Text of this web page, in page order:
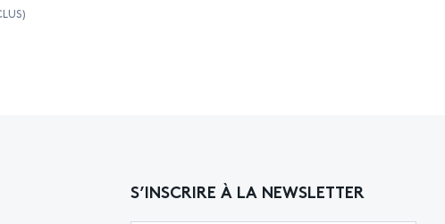
S’INSCRIRE À LA NEWSLETTER